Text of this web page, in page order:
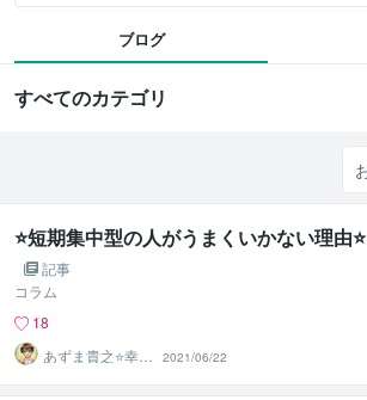
ブログ
すべてのカテゴリ
⭐短期集中型の人がうまくいかない理由⭐
記事
コラム
18
あずま貴之⭐幸せ
自分軸の生き方
育成コーチ
2021/06/22